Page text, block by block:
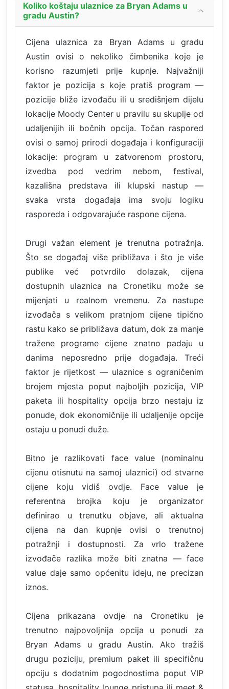
Koliko koštaju ulaznice za Bryan Adams u
gradu Austin?
Cijena ulaznica za Bryan Adams u gradu
Austin ovisi o nekoliko čimbenika koje je
korisno razumjeti prije kupnje. Najvažniji
faktor je pozicija s koje pratiš program —
pozicije bliže izvođaču ili u središnjem dijelu
lokacije Moody Center u pravilu su skuplje od
udaljenijih ili bočnih opcija. Točan raspored
ovisi o samoj prirodi događaja i konfiguraciji
lokacije: program u zatvorenom prostoru,
izvedba pod vedrim nebom, festival,
kazališna predstava ili klupski nastup —
svaka vrsta događaja ima svoju logiku
rasporeda i odgovarajuće raspone cijena.
Drugi važan element je trenutna potražnja.
Što se događaj više približava i što je više
publike već potvrdilo dolazak, cijena
dostupnih ulaznica na Cronetiku može se
mijenjati u realnom vremenu. Za nastupe
izvođača s velikom pratnjom cijene tipično
rastu kako se približava datum, dok za manje
tražene programe cijene znatno padaju u
danima neposredno prije događaja. Treći
faktor je rijetkost — ulaznice s ograničenim
brojem mjesta poput najboljih pozicija, VIP
paketa ili hospitality opcija brzo nestaju iz
ponude, dok ekonomičnije ili udaljenije opcije
ostaju u ponudi duže.
Bitno je razlikovati face value (nominalnu
cijenu otisnutu na samoj ulaznici) od stvarne
cijene koju vidiš ovdje. Face value je
referentna brojka koju je organizator
definirao u trenutku objave, ali aktualna
cijena na dan kupnje ovisi o trenutnoj
potražnji i dostupnosti. Za vrlo tražene
izvođače razlika može biti znatna — face
value daje samo općenitu ideju, ne precizan
iznos.
Cijena prikazana ovdje na Cronetiku je
trenutno najpovoljnija opcija u ponudi za
Bryan Adams u gradu Austin. Ako tražiš
drugu poziciju, premium paket ili specifičnu
opciju s dodatnim pogodnostima poput VIP